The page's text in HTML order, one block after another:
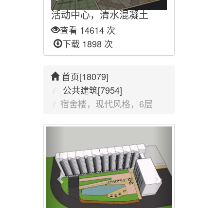
活动中心，清水混凝土
查看 14614 次
下载 1898 次
首页[18079]
公共建筑[7954]
宿舍楼，现代风格，6层